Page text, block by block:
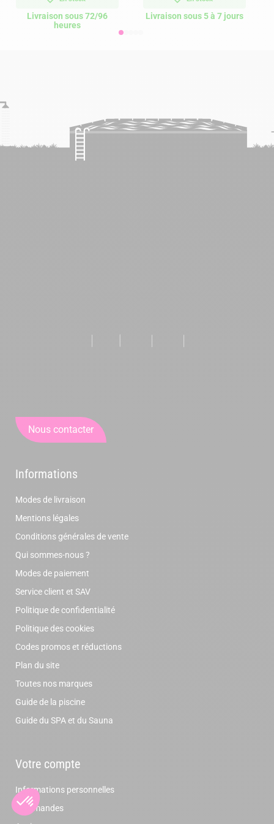
Livraison sous 72/96
heures
Livraison sous 5 à 7 jours
Nous contacter
Informations
Modes de livraison
Mentions légales
Conditions générales de vente
Qui sommes-nous ?
Modes de paiement
Service client et SAV
Politique de confidentialité
Politique des cookies
Codes promos et réductions
Plan du site
Toutes nos marques
Guide de la piscine
Guide du SPA et du Sauna
Votre compte
Informations personnelles
Commandes